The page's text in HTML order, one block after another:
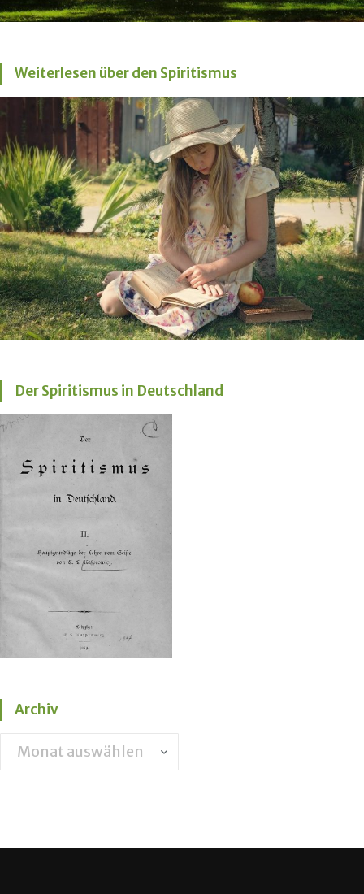
Weiterlesen über den Spiritismus
Der Spiritismus in Deutschland
Archiv
Archiv